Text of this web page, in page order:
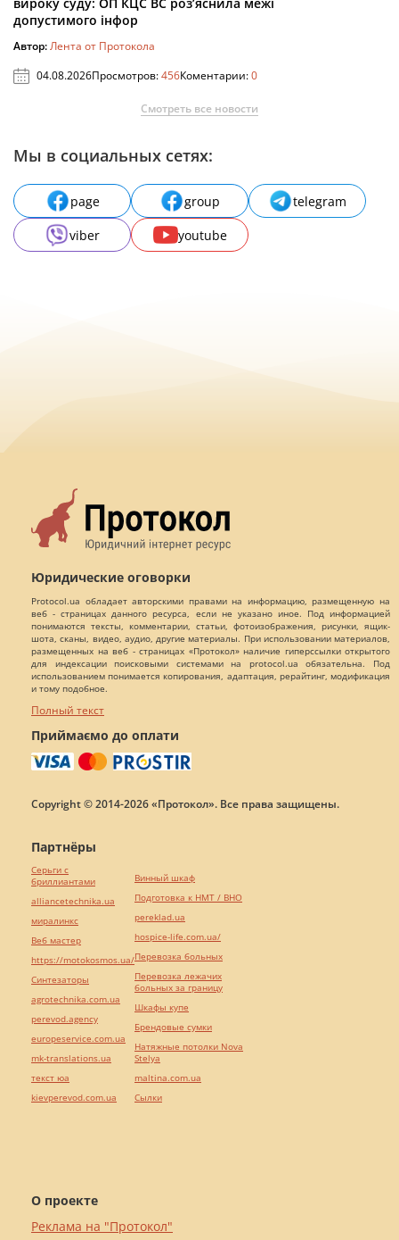
допустимого інфор
Автор:Лента от Протокола
04.08.2026Просмотров:456Коментарии:0
Смотреть все новости
Мы в социальных сетях:
page group
telegram
viber
youtube
Юридические оговорки
Protocol.ua обладает авторскими правами на информацию, размещенную на
веб - страницах данного ресурса, если не указано иное. Под информацией
понимаются тексты, комментарии, статьи, фотоизображения, рисунки, ящик-
шота, сканы, видео, аудио, другие материалы. При использовании материалов,
размещенных на веб - страницах «Протокол» наличие гиперссылки открытого
для индексации поисковыми системами на protocol.ua обязательна. Под
использованием понимается копирования, адаптация, рерайтинг, модификация
и тому подобное.
Полный текст
Приймаємо до оплати
Copyright © 2014-2026 «Протокол». Все права защищены.
О проекте
Реклама на "Протокол"
Партнёры
Серьги с
бриллиантами
alliancetechnika.ua
миралинкс
Веб мастер
https://motokosmos.ua/
Синтезаторы
agrotechnika.com.ua
perevod.agency
europeservice.com.ua
mk-translations.ua
текст юа
kievperevod.com.ua
Винный шкаф
Подготовка к НМТ / ВНО
pereklad.ua
hospice-life.com.ua/
Перевозка больных
Перевозка лежачих
больных за границу
Шкафы купе
Брендовые сумки
Натяжные потолки Nova
Stelya
maltina.com.ua
Cылки